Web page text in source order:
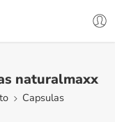
naturalmaxx
Capsulas